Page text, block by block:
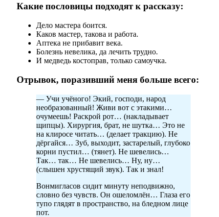
Какие пословицы подходят к рассказу:
Дело мастера боится.
Каков мастер, такова и работа.
Аптека не прибавит века.
Болезнь невелика, да лечить трудно.
И медведь костоправ, только самоучка.
Отрывок, поразивший меня больше всего:
— Учи учёного! Экий, господи, народ
необразованный! Живи вот с этакими…
очумеешь! Раскрой рот… (накладывает
щипцы). Хирургия, брат, не шутка… Это не
на клиросе читать… (делает тракцию). Не
дёргайся… Зуб, выходит, застарелый, глубоко
корни пустил… (тянет). Не шевелись…
Так… так… Не шевелись… Ну, ну…
(слышен хрустящий звук). Так и знал!
Вонмигласов сидит минуту неподвижно,
словно без чувств. Он ошеломлён… Глаза его
тупо глядят в пространство, на бледном лице
пот.